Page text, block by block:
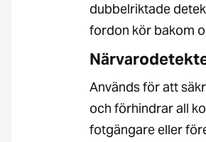
dubbelriktade
fordon kör bakom
Används för att
och förhindrar all
fotgängare eller